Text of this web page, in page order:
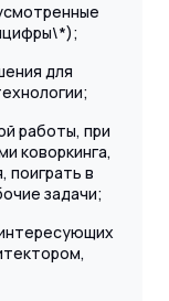
для
работы, при
коворкинга,
в
задачи;